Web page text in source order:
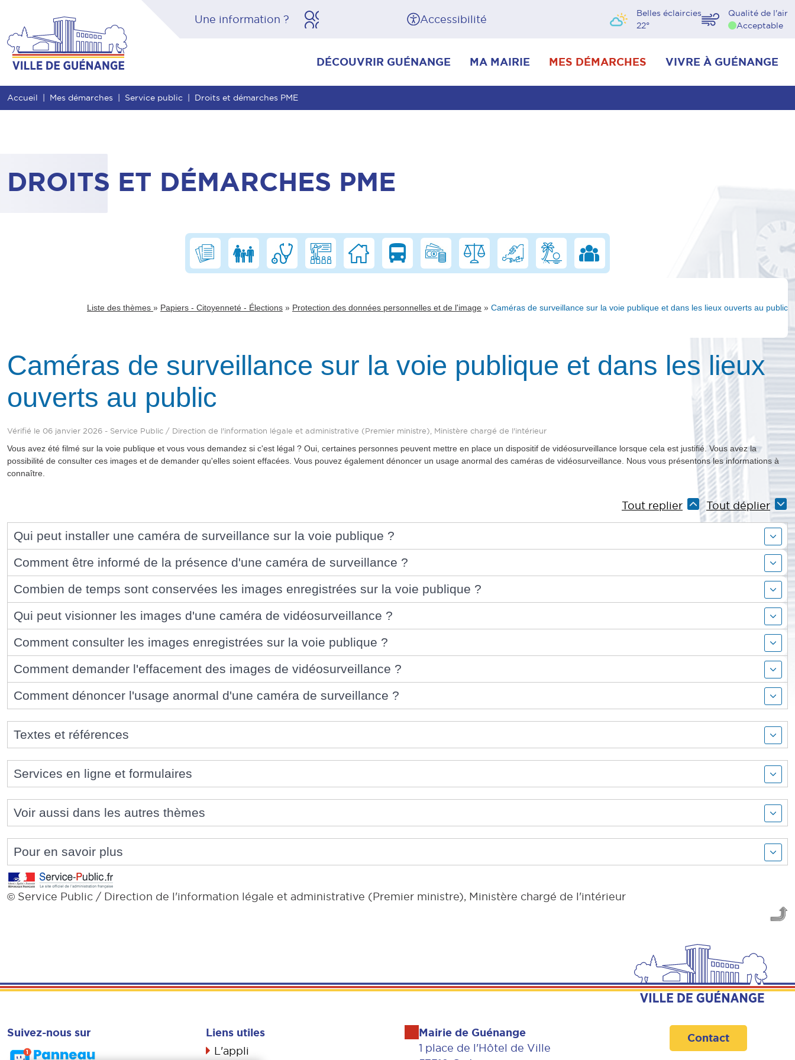
Entête de page Menu principal Recherche Pied de page Accessibilité
Belles éclaircies
22°
Qualité de l'air
Acceptable
DÉCOUVRIR GUÉNANGE MA MAIRIE MES DÉMARCHES VIVRE À GUÉNANGE
Accueil Mes démarches Service public Droits et démarches PME
DROITS ET DÉMARCHES PME
Liste des thèmes » Papiers - Citoyenneté - Élections » Protection des données personnelles et de l'image » Caméras de surveillance sur la voie publique et dans les lieux ouverts au public
Caméras de surveillance sur la voie publique et dans les lieux
ouverts au public
Vérifié le 06 janvier 2026 - Service Public / Direction de l'information légale et administrative (Premier ministre), Ministère chargé de l'intérieur
Vous avez été filmé sur la voie publique et vous vous demandez si c'est légal ? Oui, certaines personnes peuvent mettre en place un dispositif de vidéosurveillance lorsque cela est justifié. Vous avez la
possibilité de consulter ces images et de demander qu'elles soient effacées. Vous pouvez également dénoncer un usage anormal des caméras de vidéosurveillance. Nous vous présentons les informations à
connaître.
Tout replier Tout déplier
Qui peut installer une caméra de surveillance sur la voie publique ?
Comment être informé de la présence d'une caméra de surveillance ?
Combien de temps sont conservées les images enregistrées sur la voie publique ?
Qui peut visionner les images d'une caméra de vidéosurveillance ?
Comment consulter les images enregistrées sur la voie publique ?
Comment demander l'effacement des images de vidéosurveillance ?
Comment dénoncer l'usage anormal d'une caméra de surveillance ?
Textes et références
Services en ligne et formulaires
Voir aussi dans les autres thèmes
Pour en savoir plus
© Service Public / Direction de l'information légale et administrative (Premier ministre), Ministère chargé de l'intérieur
Suivez-nous sur Liens utiles
L'appli
Mairie de Guénange
1 place de l'Hôtel de Ville
Contact